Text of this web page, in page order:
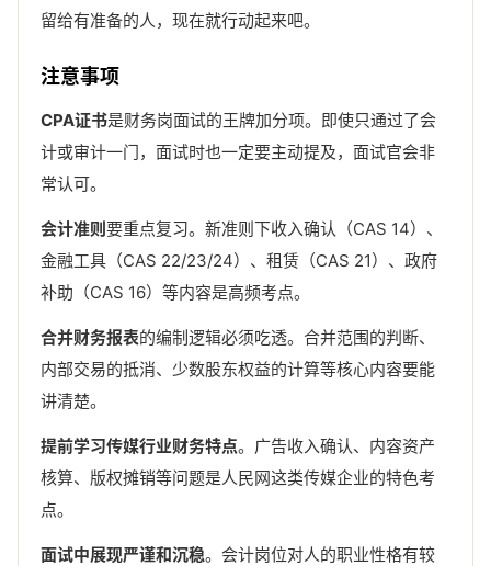
留给有准备的人，现在就行动起来吧。
注意事项
CPA证书是财务岗面试的王牌加分项。即使只通过了会
计或审计一门，面试时也一定要主动提及，面试官会非
常认可。
会计准则要重点复习。新准则下收入确认（CAS 14）、
金融工具（CAS 22/23/24）、租赁（CAS 21）、政府
补助（CAS 16）等内容是高频考点。
合并财务报表的编制逻辑必须吃透。合并范围的判断、
内部交易的抵消、少数股东权益的计算等核心内容要能
讲清楚。
提前学习传媒行业财务特点。广告收入确认、内容资产
核算、版权摊销等问题是人民网这类传媒企业的特色考
点。
面试中展现严谨和沉稳。会计岗位对人的职业性格有较